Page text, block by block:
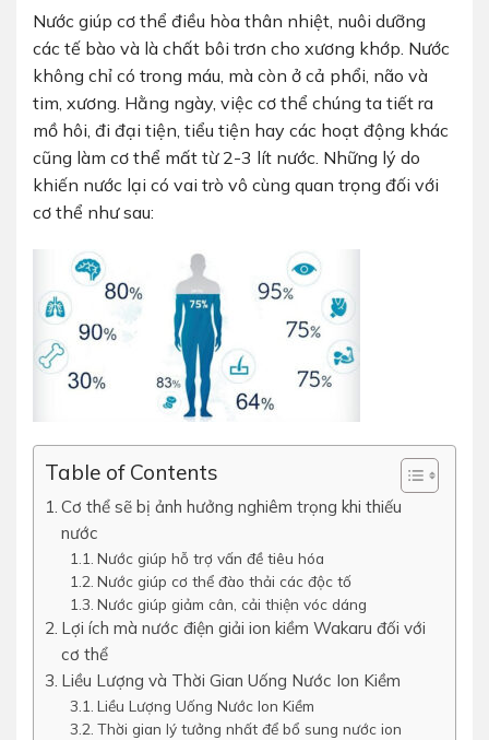
Nước giúp cơ thể điều hòa thân nhiệt, nuôi dưỡng
các tế bào và là chất bôi trơn cho xương khớp. Nước
không chỉ có trong máu, mà còn ở cả phổi, não và
tim, xương. Hằng ngày, việc cơ thể chúng ta tiết ra
mồ hôi, đi đại tiện, tiểu tiện hay các hoạt động khác
cũng làm cơ thể mất từ 2-3 lít nước. Những lý do
khiến nước lại có vai trò vô cùng quan trọng đối với
cơ thể như sau:
Table of Contents
Cơ thể sẽ bị ảnh hưởng nghiêm trọng khi thiếu
nước
Nước giúp hỗ trợ vấn đề tiêu hóa
Nước giúp cơ thể đào thải các độc tố
Nước giúp giảm cân, cải thiện vóc dáng
Lợi ích mà nước điện giải ion kiềm Wakaru đối với
cơ thể
Liều Lượng và Thời Gian Uống Nước Ion Kiềm
Liều Lượng Uống Nước Ion Kiềm
Thời gian lý tưởng nhất để bổ sung nước ion